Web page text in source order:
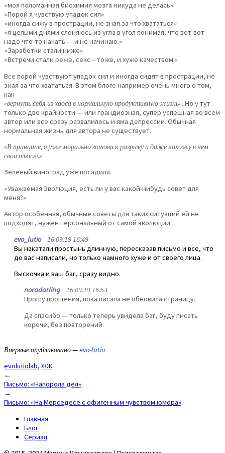
«моя поломанная биохимия мозга никуда не делась»
«Порой я чувствую упадок сил»
«иногда сижу в прострации, не зная за что хвататься»
«я целыми днями слоняюсь из угла в угол понимая, что вот-вот
надо что-то начать — и не начинаю.»
«Заработки стали ниже»
«Встречи стали реже, секс – тоже, и хуже качеством.»
Все порой чувствуют упадок сил и иногда сидят в прострации, не
зная за что хвататься. В этом блоге например очень много о том,
как
«вернуть себя из хаоса в нормальную продуктивную жизнь». Но у тут
только две крайности — или грандиозная, супер успешная во всем
автор или все сразу развалилось и яма депрессии. Обычная
нормальная жизнь для автора не существует.
«В принципе, я уже морально готова к разрыву и даже нахожу в нем
свои плюсы.»
Зеленый виноград уже посадила.
«Уважаемая Эволюция, есть ли у вас какой-нибудь совет для
меня?»
Автор особенная, обычные советы для таких ситуаций ей не
подходят, нужен персональный от самой эволюции.
evo_lutio16.09.19 16:49
Вы накатали простынь длинную, пересказав письмо и все, что
до вас написали, но только намного хуже и от своего лица.
Выскочка и ваш баг, сразу видно.
noradarling 16.09.19 16:53
Прошу прощения, пока писала не обновила страницу.
Да спасибо — только теперь увидела баг, буду писать
короче, без повторений.
Впервые опубликовано —evo-lutio
evolutiolab,ЖЖ
Post
navigation
←
Письмо: «Напорола дел»
→
Письмо: «На Мерседесе с офигенным чувством юмора»
Главная
Блог
Сериал